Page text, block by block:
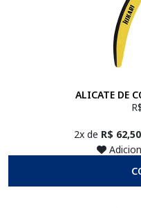
ALICATE DE
2x de R$ 62,50